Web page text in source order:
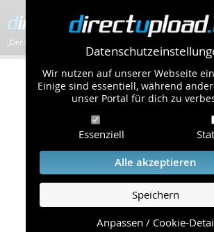
Wir nutzen auf unserer Webseite
Einige sind essentiell, während
unser Portal für dich zu
Essenziell
Alle akzeptieren
Speichern
Anpassen / Cookie-
„Der schnellste Bilder-Hoster im Web!”
Kontakt & Support
Um eine schnelle und
Bearbeitung Ihres Problems zu
bitten wir Sie,
folgende Punkte zu beachten und
Die schnellste Hilfe finden Sie auf
Seite, die die häufig gestellten